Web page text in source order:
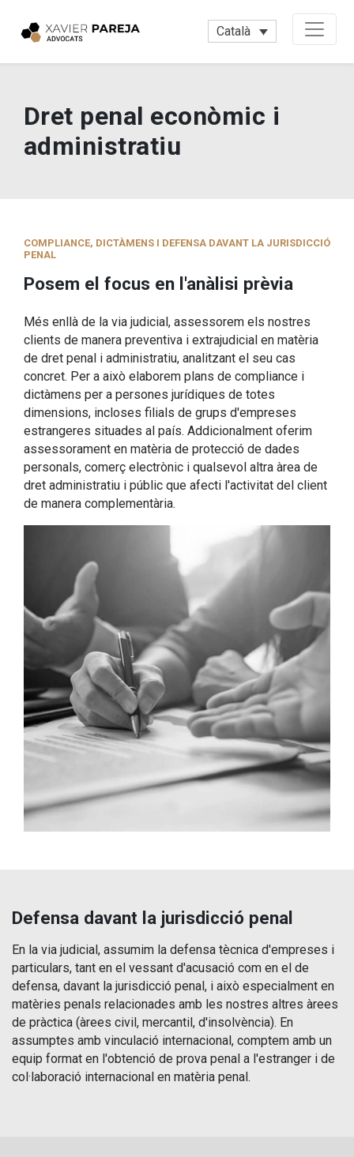
Català
Dret penal econòmic i
administratiu
COMPLIANCE, DICTÀMENS I DEFENSA DAVANT LA JURISDICCIÓ
PENAL
Posem el focus en l'anàlisi prèvia
Més enllà de la via judicial, assessorem els nostres
clients de manera preventiva i extrajudicial en matèria
de dret penal i administratiu, analitzant el seu cas
concret. Per a això elaborem plans de compliance i
dictàmens per a persones jurídiques de totes
dimensions, incloses filials de grups d'empreses
estrangeres situades al país. Addicionalment oferim
assessorament en matèria de protecció de dades
personals, comerç electrònic i qualsevol altra àrea de
dret administratiu i públic que afecti l'activitat del client
de manera complementària.
Defensa davant la jurisdicció penal
En la via judicial, assumim la defensa tècnica d'empreses i
particulars, tant en el vessant d'acusació com en el de
defensa, davant la jurisdicció penal, i això especialment en
matèries penals relacionades amb les nostres altres àrees
de pràctica (àrees civil, mercantil, d'insolvència). En
assumptes amb vinculació internacional, comptem amb un
equip format en l'obtenció de prova penal a l'estranger i de
col·laboració internacional en matèria penal.